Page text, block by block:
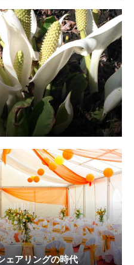
ェアリングの時代